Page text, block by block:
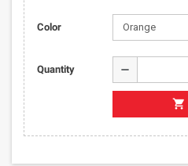
Color
Quantity remove
shopping_cart